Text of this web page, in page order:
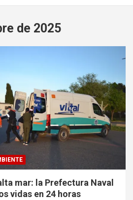
de 2025
mar: la Prefectura Naval
vidas en 24 horas